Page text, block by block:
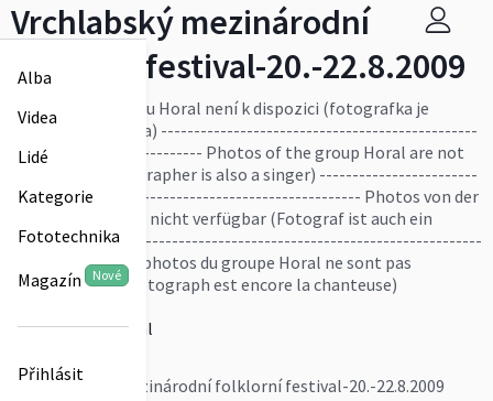
Alba
Videa
Lidé
Kategorie
Fototechnika
Magazín Nové
Přihlásit
Vrchlabský mezinárodní
folklorní festival-20.-22.8.2009
pozn. foto souboru Horal není k dispozici (fotografka je
zároveň i zpěvačka) ------------------------------------------------
----------------------------- Photos of the group Horal are not
available (photographer is also a singer) ------------------------
----------------------------------------------------- Photos von der
Gruppe Horal sind nicht verfügbar (Fotograf ist auch ein
Sänger) --------------------------------------------------------------
--------------- Les photos du groupe Horal ne sont pas
disponible (la photograph est encore la chanteuse)
krkonosskyhoral
Vrchlabský mezinárodní folklorní festival-20.-22.8.2009